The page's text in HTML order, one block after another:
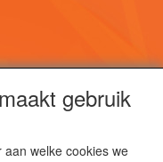
gebruik
welke cookies we